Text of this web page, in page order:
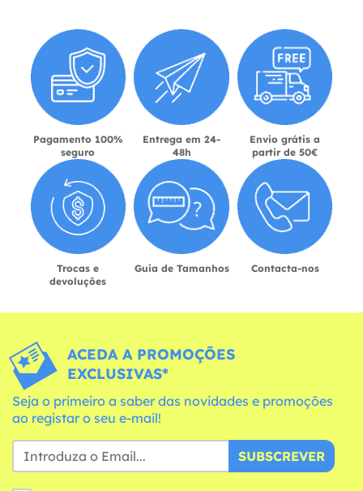
Pagamento 100%
seguro
Entrega em 24-
48h
Envio grátis a
partir de 50€
Trocas e
devoluções
Guia de Tamanhos Contacta-nos
ACEDA A PROMOÇÕES
EXCLUSIVAS*
Seja o primeiro a saber das novidades e promoções
ao registar o seu e-mail!
SUBSCREVER